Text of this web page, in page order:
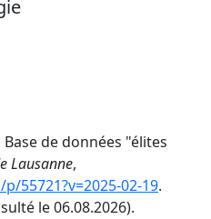
de données "élites
Lausanne,
55721?v=2025-02-19.
le 06.08.2026).